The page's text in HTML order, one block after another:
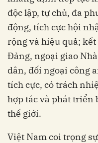
độc lập, tự chủ, đa
động, tích cực hội
rộng và hiệu quả;
Đảng, ngoại giao
dân, đối ngoại công
tích cực, có trách
hợp tác và phát triển
thế giới.
Việt Nam coi trọng